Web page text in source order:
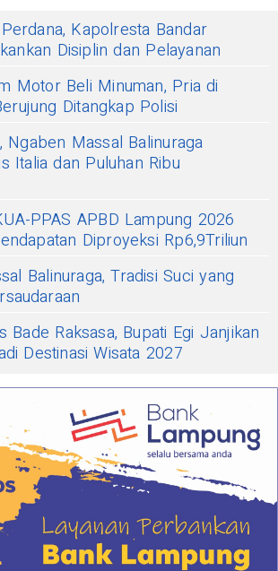
Kapolresta Bandar
Disiplin dan Pelayanan
Motor Beli Minuman, Pria di
Ditangkap Polisi
Ngaben Massal Balinuraga
Italia dan Puluhan Ribu
PPAS APBD Lampung 2026
Diproyeksi Rp6,9Triliun
Balinuraga, Tradisi Suci yang
Bade Raksasa, Bupati Egi Janjikan
Destinasi Wisata 2027